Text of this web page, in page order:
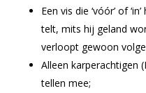
Een vis die ‘vóór’ of
telt, mits hij geland
verloopt gewoon
Alleen karperachtigen
tellen mee;